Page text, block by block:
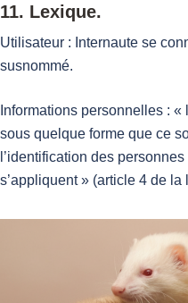
11. Lexique.
Utilisateur : Internaute se
susnommé.
Informations personnelles :
sous quelque forme que ce
l’identification des
s’appliquent » (article 4 de